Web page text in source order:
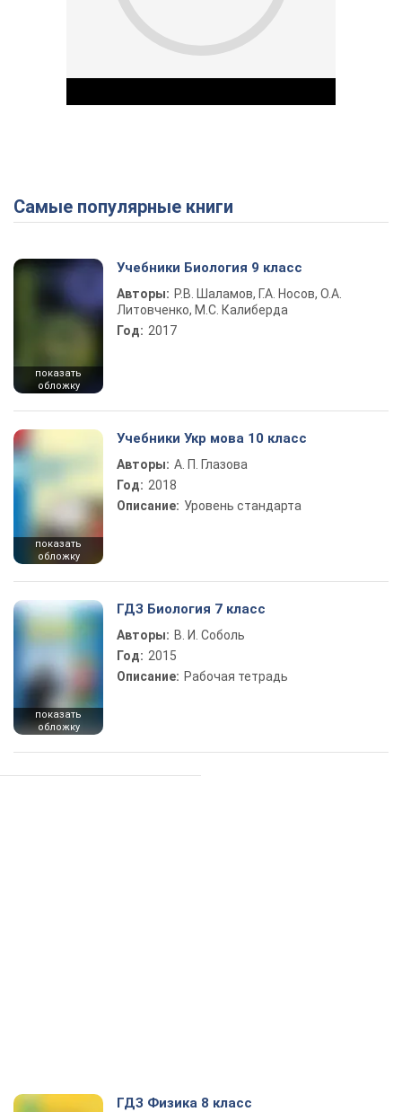
Play Video
Самые популярные книги
показать
обложку
Учебники Биология 9 класс
Авторы: Р.В. Шаламов, Г.А. Носов, О.А.
Литовченко, М.С. Калиберда
Год: 2017
показать
обложку
Учебники Укр мова 10 класс
Авторы: А. П. Глазова
Год: 2018
Описание: Уровень стандарта
показать
обложку
ГДЗ Биология 7 класс
Авторы: В. И. Соболь
Год: 2015
Описание: Рабочая тетрадь
ГДЗ Физика 8 класс